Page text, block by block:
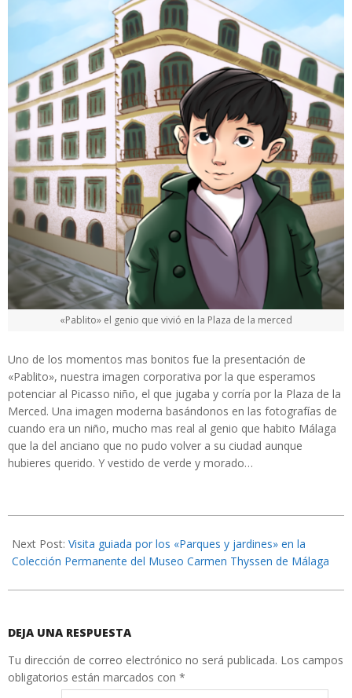
«Pablito» el genio que vivió en la Plaza de la merced
Uno de los momentos mas bonitos fue la presentación de
«Pablito», nuestra imagen corporativa por la que esperamos
potenciar al Picasso niño, el que jugaba y corría por la Plaza de la
Merced. Una imagen moderna basándonos en las fotografías de
cuando era un niño, mucho mas real al genio que habito Málaga
que la del anciano que no pudo volver a su ciudad aunque
hubieres querido. Y vestido de verde y morado…
02-
23
Next Post: Visita guiada por los «Parques y jardines» en la
Colección Permanente del Museo Carmen Thyssen de Málaga
DEJA UNA RESPUESTA
Tu dirección de correo electrónico no será publicada. Los campos
obligatorios están marcados con *